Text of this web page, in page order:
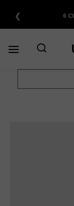
contenido
❮